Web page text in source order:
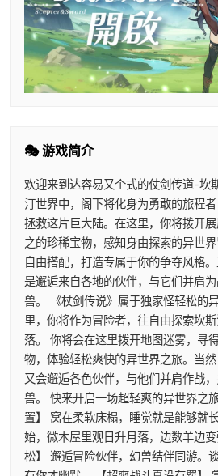
🎭 游戏简介
欢迎来到达容易又个式的仗剑传道-坎
汀世界中，阁下将化身为勇敢的旅程
拯救这片巨大陆。在这里，你将拨开
之的珍稀宝物，感知身由探索的异世
自由搭配，打造专属于你的争夺风格
是邂逅来自各地的伙伴，与它们并肩
兽。 《杖剑传说》属于独家怪轻松的
里，你将作为冒险者，往自由探索坎
落。 你将会在这里拨开地图迷雾，寻
物，体验轻松爽快的异世界之旅。当
又会邂逅各色伙伴，与他们并肩作战
兽。 快来开启一场超轻爽的异世界之
置】 窝在柔软床榻，睡觉就是能够就
始，微木屋里观日升月落，边数羊边
松】 邂逅冒险伙伴，幻兽结伴同游。